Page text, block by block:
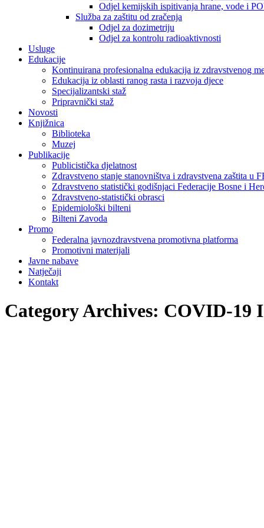
Odjel kemijskih ispitivanja hrane, vode i
Služba za zaštitu od zračenja
Odjel za dozimetriju
Odjel za kontrolu radioaktivnosti
Usluge
Edukacije
Kontinuirana profesionalna edukacija iz zdravstvenog
Edukacija iz oblasti ranog rasta i razvoja djece
Specijalizantski staž
Pripravnički staž
Novosti
Knjižnica
Biblioteka
Muzej
Publikacije
Publicistička djelatnost
Zdravstveno stanje stanovništva i zdravstvena zaštita u
Zdravstveno statistički godišnjaci Federacije Bosne i
Zdravstveno-statistički obrasci
Epidemiološki bilteni
Bilteni Zavoda
Promo
Federalna javnozdravstvena promotivna platforma
Promotivni materijali
Javne nabave
Natječaji
Kontakt
Category Archives: COVID-19